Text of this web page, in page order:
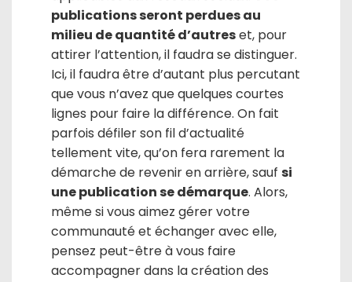
publications seront perdues au
milieu de quantité d’autreset, pour
attirer l’attention, il faudra se distinguer.
Ici, il faudra être d’autant plus percutant
que vous n’avez que quelques courtes
lignes pour faire la différence. On fait
parfois défiler son fil d’actualité
tellement vite, qu’on fera rarement la
démarche de revenir en arrière, sauf si
une publication se démarque. Alors,
même si vous aimez gérer votre
communauté et échanger avec elle,
pensez peut-être à vous faire
accompagner dans la création des